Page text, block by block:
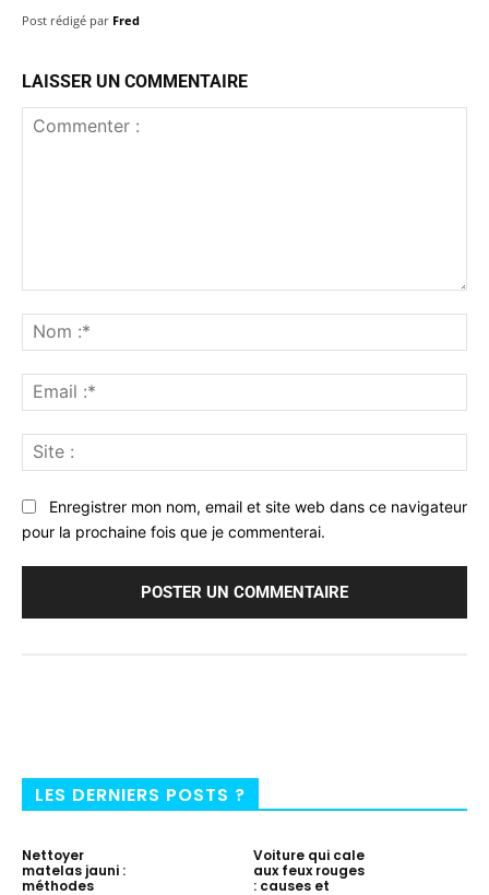
Post rédigé par Fred
LAISSER UN COMMENTAIRE
:*
:*
:
Enregistrer mon nom, email et site web dans ce navigateur
pour la prochaine fois que je commenterai.
LES DERNIERS POSTS ?
Nettoyer
matelas jauni :
méthodes
Voiture qui cale
aux feux rouges
: causes et